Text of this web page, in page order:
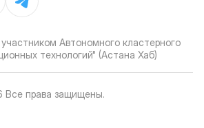
Автономного кластерного
технологий" (Астана Хаб)
Все права защищены.